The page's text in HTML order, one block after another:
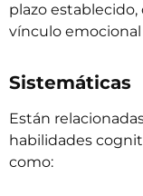
plazo establecido,
vínculo
Sistemáticas
Están
habilidades
como: